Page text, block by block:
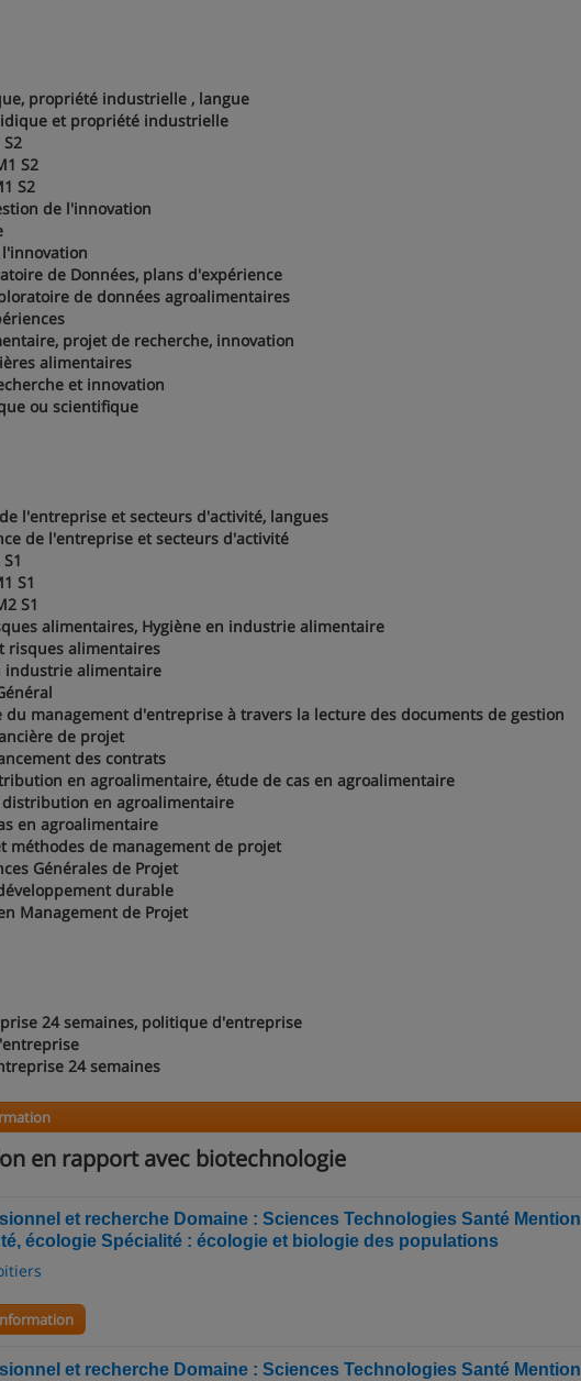
propriété industrielle , langue
et propriété industrielle
S2
S2
de l'innovation
de Données, plans d'expérience
de données agroalimentaires
projet de recherche, innovation
alimentaires
et innovation
ou scientifique
l'entreprise et secteurs d'activité, langues
de l'entreprise et secteurs d'activité
S1
S1
alimentaires, Hygiène en industrie alimentaire
alimentaires
alimentaire
d'entreprise à travers la lecture des documents de gestion
de projet
des contrats
en agroalimentaire, étude de cas en agroalimentaire
en agroalimentaire
agroalimentaire
de management de projet
Générales de Projet
durable
de Projet
24 semaines, politique d'entreprise
24 semaines
en rapport avec biotechnologie
et recherche Domaine : Sciences Technologies Santé Mention
écologie Spécialité : écologie et biologie des populations
et recherche Domaine : Sciences Technologies Santé Mention